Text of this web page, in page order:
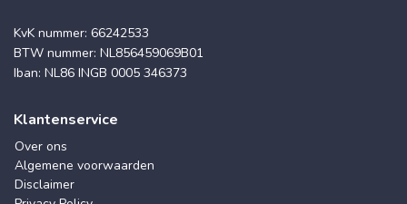
KvK nummer: 66242533
BTW nummer: NL856459069B01
Iban: NL86 INGB 0005 346373
Klantenservice
Over ons
Algemene voorwaarden
Disclaimer